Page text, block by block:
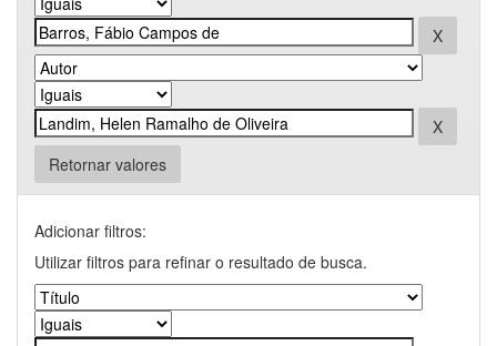
Retornar valores
Adicionar filtros:
Utilizar filtros para refinar o resultado de busca.